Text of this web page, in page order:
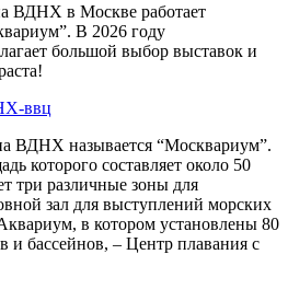
ВДНХ в Москве работает
В 2026 году
большой выбор выставок и
ввц
ВДНХ называется “Москвариум”.
которого составляет около 50
три различные зоны для
зал для выступлений морских
в котором установлены 80
и бассейнов, – Центр плавания с